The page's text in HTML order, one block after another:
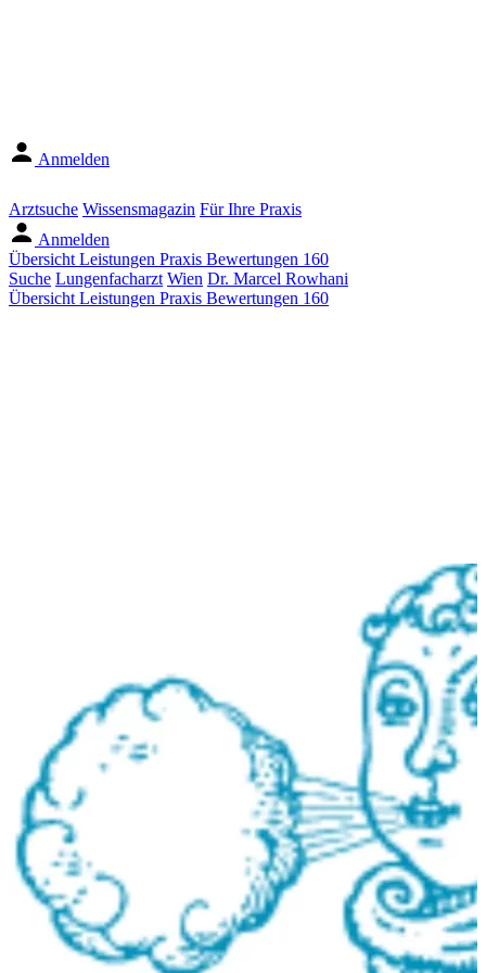
Anmelden
Arztsuche Wissensmagazin Für Ihre Praxis
Anmelden
Übersicht Leistungen Praxis Bewertungen 160
Suche Lungenfacharzt Wien Dr. Marcel Rowhani
Übersicht Leistungen Praxis Bewertungen 160